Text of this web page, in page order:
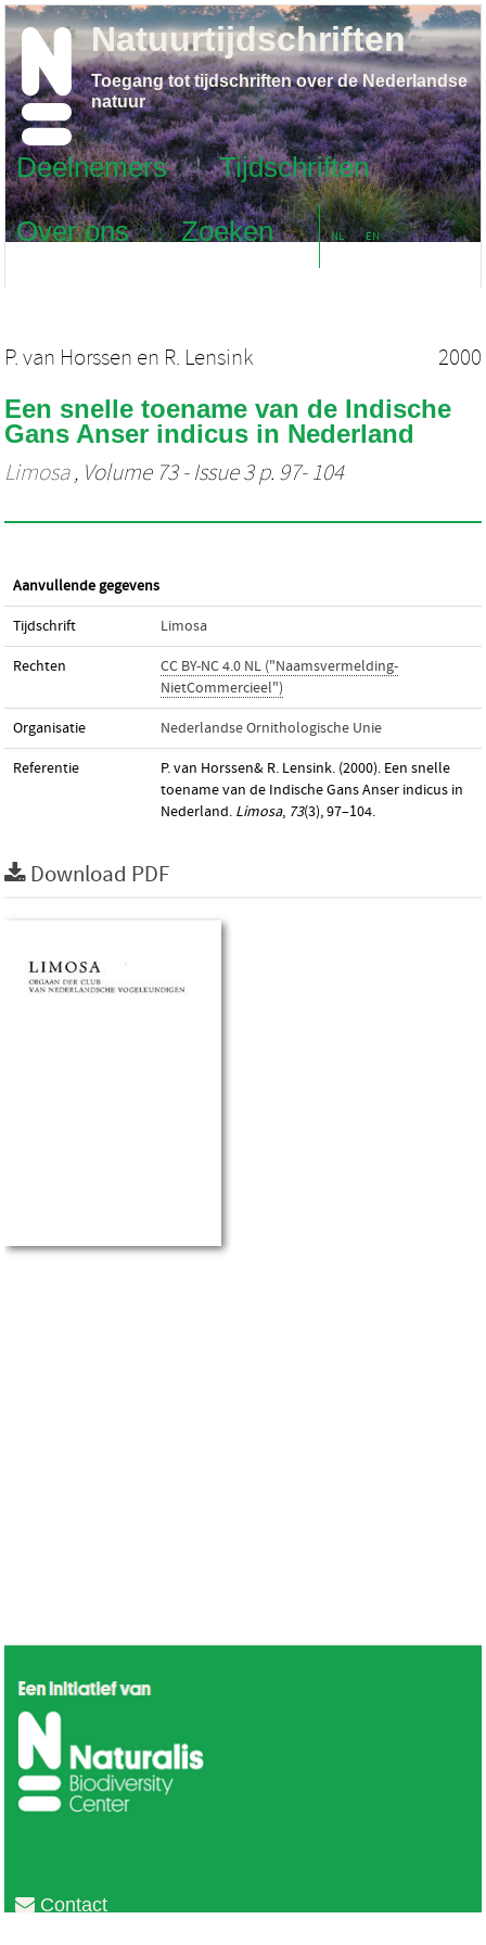
Deelnemers
Tijdschriften
Over ons
Zoeken NL EN
Natuurtijdschriften
Toegang tot tijdschriften over de Nederlandse
natuur
P. van Horssen en R. Lensink 2000
Een snelle toename van de Indische
Gans Anser indicus in Nederland
Limosa, Volume 73 - Issue 3 p. 97- 104
Aanvullende gegevens
Tijdschrift Limosa
Rechten
CC BY-NC 4.0 NL ("Naamsvermelding-
NietCommercieel")
Organisatie Nederlandse Ornithologische Unie
Referentie
P. van Horssen& R. Lensink. (2000). Een snelle
toename van de Indische Gans Anser indicus in
Nederland. Limosa, 73(3), 97–104.
Download PDF
Contact